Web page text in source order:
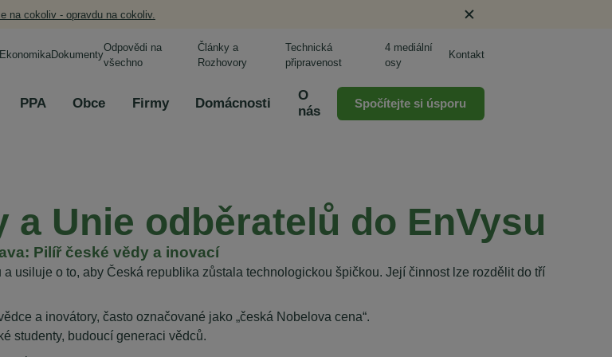
na cokoliv - opravdu na cokoliv.
EkonomikaDokumenty
Odpovědi na
všechno
Články a
Rozhovory
Technická
připravenost
4 mediální
osy
Kontakt
PPA Obce Firmy Domácnosti
O
nás
Spočítejte si úsporu
a Unie odběratelů do EnVysu
Pilíř české vědy a inovací
usiluje o to, aby Česká republika zůstala technologickou špičkou. Její činnost lze rozdělit do tří
a inovátory, často označované jako „česká Nobelova cena“.
studenty, budoucí generaci vědců.